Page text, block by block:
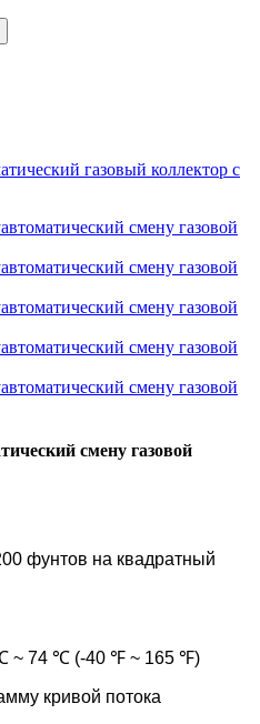
смену газовой
фунтов на квадратный
~ 74 ℃ (-40 ℉ ~ 165 ℉)
кривой потока